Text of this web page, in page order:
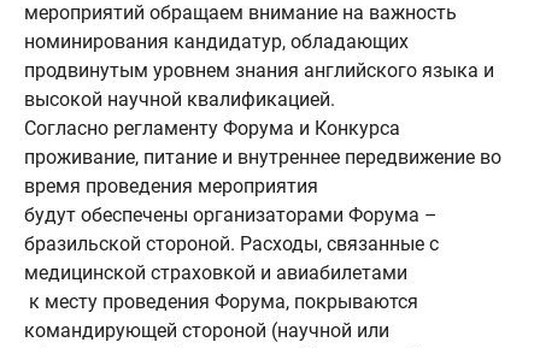
мероприятий обращаем внимание на важность
номинирования кандидатур, обладающих
продвинутым уровнем знания английского языка и
высокой научной квалификацией.
Согласно регламенту Форума и Конкурса
проживание, питание и внутреннее передвижение во
время проведения мероприятия
будут обеспечены организаторами Форума –
бразильской стороной. Расходы, связанные с
медицинской страховкой и авиабилетами
к месту проведения Форума, покрываются
командирующей стороной (научной или